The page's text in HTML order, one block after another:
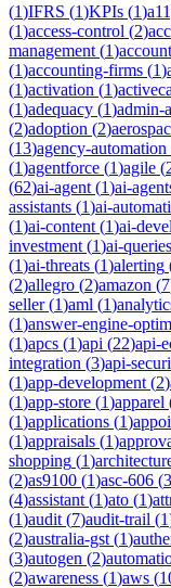
(1)IFRS (1)KPIs (1)
(1)access-control (2)
management (1)
(1)accounting-firms (1)
(1)activation (1)
(1)adequacy (1)admin-
(2)adoption (2)
(13)agency-automation
(1)agentforce (1)agile (
(62)ai-agent (1)ai-
assistants (1)ai-
(1)ai-content (1)ai-
investment (1)ai-queries
(1)ai-threats (1)alerting
(2)allegro (2)amazon (7
seller(1)aml (1)
(1)answer-engine-
(1)apcs (1)api (22)api-
integration (3)api-
(1)app-development (2)
(1)app-store (1)apparel
(1)applications (1)
(1)appraisals (1)
shopping (1)
(2)as9100 (1)asc-606 (3
(4)assistant (1)ato (1)
(1)audit (7)audit-trail (1
(2)australia-gst (1)
(3)autogen (2)
(2)awareness (1)aws (